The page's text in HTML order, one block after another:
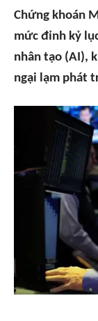
Chứng khoán
mức đỉnh kỷ
nhân tạo (AI),
ngại lạm phát